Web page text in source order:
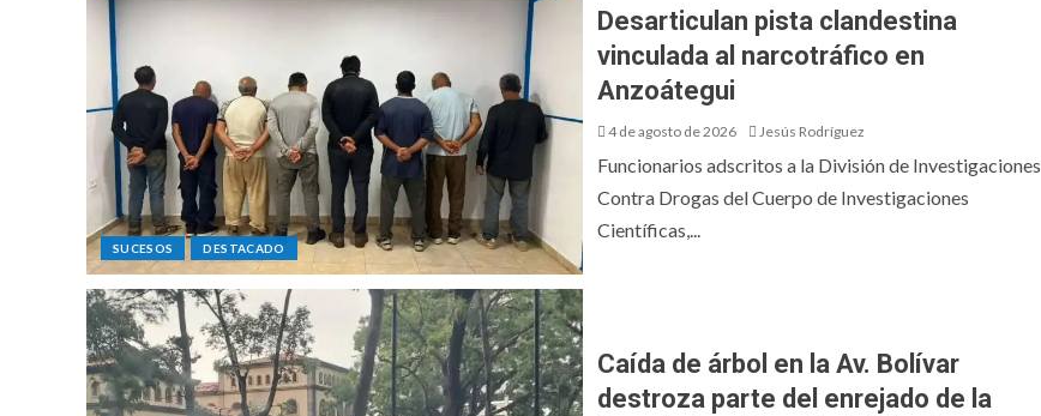
SUCESOS DESTACADO
Desarticulan pista clandestina
vinculada al narcotráfico en
Anzoátegui
4 de agosto de 2026 Jesús Rodríguez
Funcionarios adscritos a la División de Investigaciones
Contra Drogas del Cuerpo de Investigaciones
Científicas,...
Caída de árbol en la Av. Bolívar
destroza parte del enrejado de la